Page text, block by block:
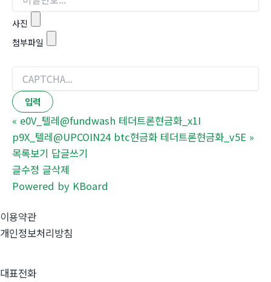
사진
첨부파일
« e0V_텔레@fundwash 테더트론현금화_x1I
p9X_텔레@UPCOIN24 btc현금화 테더트론현금화_v5E »
목록보기 답글쓰기
글수정 글삭제
Powered by KBoard
이용약관
개인정보처리방침
대표전화